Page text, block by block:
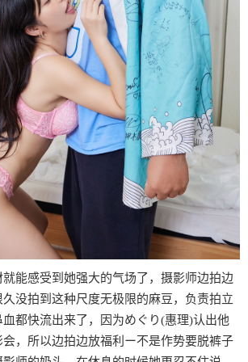
能感受到她强大的气场了，摄影师边拍边
没拍到这种尺度无极限的麻豆，负责拍立
都快流出来了，因为めぐり(惠理)认出他
，所以边拍边放福利ー不是作势要脱裤子